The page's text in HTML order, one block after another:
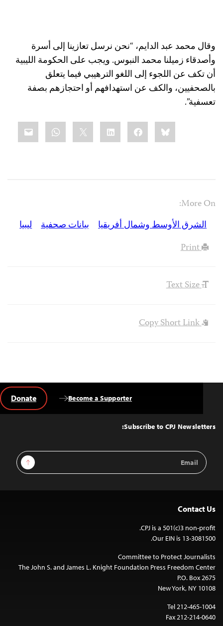
وقال محمد عبد الدايم، “نحن نرسل تعازينا إلى أسرة
وأصدقاء زميلنا محمد النبوس. ويجب على الحكومة الليبية
أن تكف عن اللجوء إلى اللغو الترهيبي فيما يتعلق
بالصحفيين، والكف عن استهدافهم أو احتجازهم بصفة
تعسفية”.
Bluesky
Facebook
LinkedIn
More On:
الشرق الأوسط وشمال أفريقيا
بيانات صحفية
ليبيا
Print
Text Size
Copy Short Link
Top
Subscribe to CPJ Newsletters:
Email
Address
Sign Up
Become a Supporter
Donate
Contact Us
CPJ is a 501(c)3 non-profit.
Our EIN is 13-3081500.
Committee to Protect Journalists
The John S. and James L. Knight Foundation Press Freedom Center
P.O. Box 2675
New York, NY 10108
Tel 212-465-1004
Fax 212-214-0640